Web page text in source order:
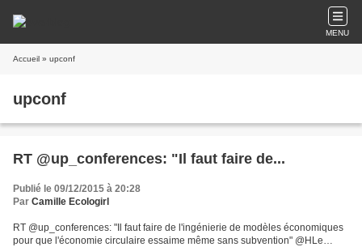
MENU
Accueil » upconf
upconf
RT @up_conferences: "Il faut faire de...
Publié le 09/12/2015 à 20:28
Par Camille Ecologirl
RT @up_conferences: "Il faut faire de l'ingénierie de modèles économiques
pour que l'économie circulaire essaime même sans subvention" @HLe…